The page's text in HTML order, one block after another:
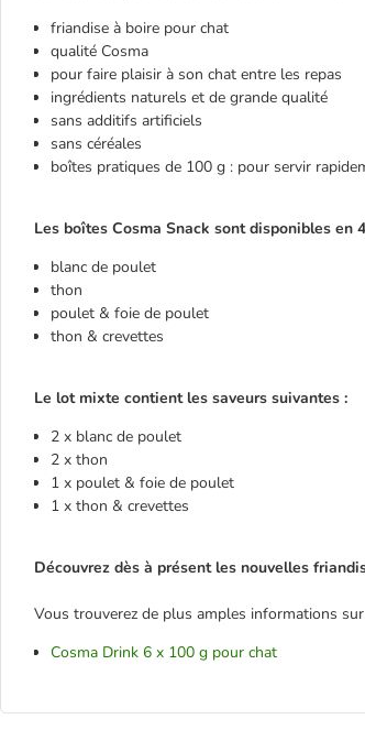
friandise à boire pour chat
qualité Cosma
pour faire plaisir à son chat entre les repas
ingrédients naturels et de grande qualité
sans additifs artificiels
sans céréales
boîtes pratiques de 100 g : pour servir
Les boîtes Cosma Snack sont disponibles en
blanc de poulet
thon
poulet & foie de poulet
thon & crevettes
Le lot mixte contient les saveurs suivantes :
2 x blanc de poulet
2 x thon
1 x poulet & foie de poulet
1 x thon & crevettes
Découvrez dès à présent les nouvelles
Vous trouverez de plus amples informations
Cosma Drink 6 x 100 g pour chat